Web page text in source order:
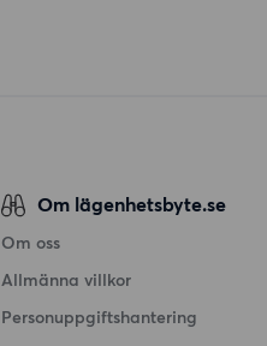
Om lägenhetsbyte.se
Om oss
Allmänna villkor
Personuppgiftshantering